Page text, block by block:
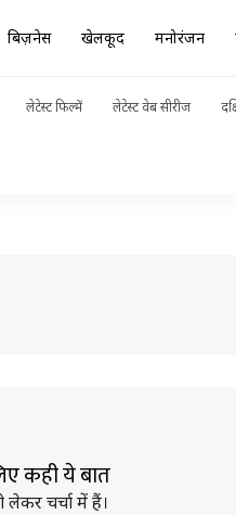
बिज़नेस खेलकूद मनोरंजन
लेटेस्ट फिल्में लेटेस्ट वेब सीरीज
कही ये बात
लेकर चर्चा में हैं।